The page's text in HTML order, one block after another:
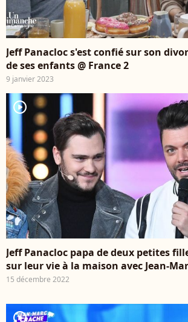
Jeff Panacloc s'est confié sur son
de ses enfants @ France 2
9 janvier 2023
player2
Jeff Panacloc papa de deux petites
sur leur vie à la maison avec Jean-
15 décembre 2022
player2